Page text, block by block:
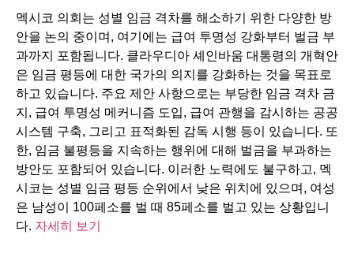
멕시코 의회는 성별 임금 격차를 해소하기 위한 다양한 방
안을 논의 중이며, 여기에는 급여 투명성 강화부터 벌금 부
과까지 포함됩니다. 클라우디아 셰인바움 대통령의 개혁안
은 임금 평등에 대한 국가의 의지를 강화하는 것을 목표로
하고 있습니다. 주요 제안 사항으로는 부당한 임금 격차 금
지, 급여 투명성 메커니즘 도입, 급여 관행을 감시하는 공공
시스템 구축, 그리고 표적화된 감독 시행 등이 있습니다. 또
한, 임금 불평등을 지속하는 행위에 대해 벌금을 부과하는
방안도 포함되어 있습니다. 이러한 노력에도 불구하고, 멕
시코는 성별 임금 평등 순위에서 낮은 위치에 있으며, 여성
은 남성이 100페소를 벌 때 85페소를 벌고 있는 상황입니
다. 자세히 보기